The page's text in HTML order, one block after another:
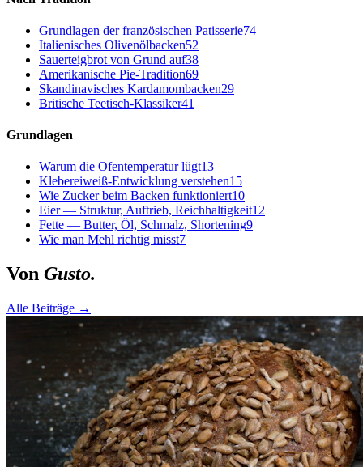
Grundlagen der französischen Patisserie74
Italienisches Olivenölbacken52
Sauerteigbrot von Grund auf38
Amerikanische Pie-Tradition69
Skandinavisches Kardamombacken29
Britische Teetisch-Klassiker41
Grundlagen
Warum die Ofentemperatur lügt13
Klebereiweiß-Entwicklung verstehen15
Wie Zucker beim Backen funktioniert10
Eier — Struktur, Auftrieb, Reichhaltigkeit12
Fette — Butter, Öl, Schmalz, Shortening9
Wie man Mehl richtig misst7
Von Gusto.
Alle Beiträge →